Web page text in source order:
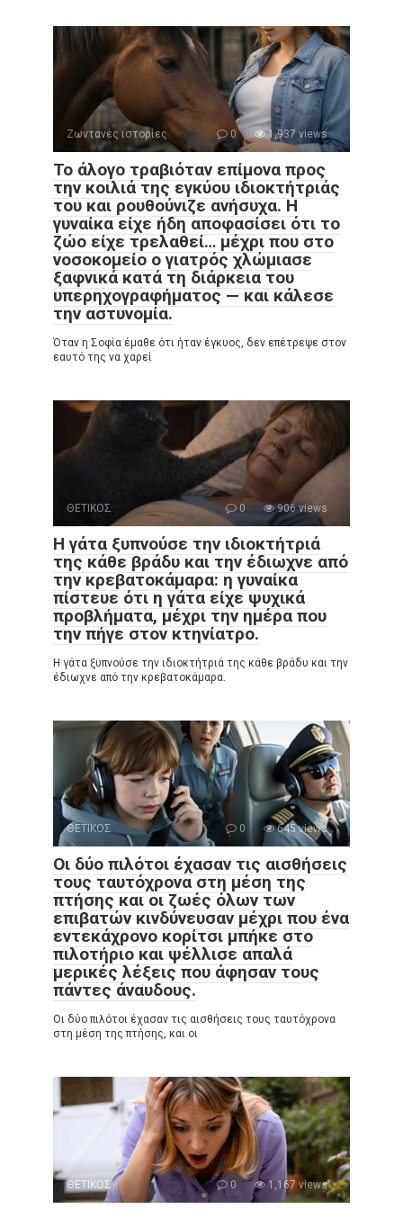
Ζωντανές ιστορίες 0 1,937 views
Το άλογο τραβιόταν επίμονα προς
την κοιλιά της εγκύου ιδιοκτήτριάς
του και ρουθούνιζε ανήσυχα. Η
γυναίκα είχε ήδη αποφασίσει ότι το
ζώο είχε τρελαθεί… μέχρι που στο
νοσοκομείο ο γιατρός χλώμιασε
ξαφνικά κατά τη διάρκεια του
υπερηχογραφήματος — και κάλεσε
την αστυνομία.
Όταν η Σοφία έμαθε ότι ήταν έγκυος, δεν επέτρεψε στον
εαυτό της να χαρεί
ΘΕΤΙΚΟΣ 0 906 views
Η γάτα ξυπνούσε την ιδιοκτήτριά
της κάθε βράδυ και την έδιωχνε από
την κρεβατοκάμαρα: η γυναίκα
πίστευε ότι η γάτα είχε ψυχικά
προβλήματα, μέχρι την ημέρα που
την πήγε στον κτηνίατρο.
Η γάτα ξυπνούσε την ιδιοκτήτριά της κάθε βράδυ και την
έδιωχνε από την κρεβατοκάμαρα.
ΘΕΤΙΚΟΣ 0 645 views
Οι δύο πιλότοι έχασαν τις αισθήσεις
τους ταυτόχρονα στη μέση της
πτήσης και οι ζωές όλων των
επιβατών κινδύνευσαν μέχρι που ένα
εντεκάχρονο κορίτσι μπήκε στο
πιλοτήριο και ψέλλισε απαλά
μερικές λέξεις που άφησαν τους
πάντες άναυδους.
Οι δύο πιλότοι έχασαν τις αισθήσεις τους ταυτόχρονα
στη μέση της πτήσης, και οι
ΘΕΤΙΚΟΣ 0 1,167 views